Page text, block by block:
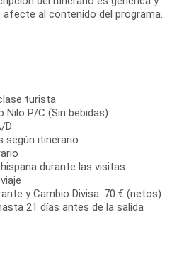
al contenido del programa.
turista
Nilo P/C (Sin bebidas)
D
según itinerario
durante las visitas
y Cambio Divisa: 70 € (netos)
21 días antes de la salida